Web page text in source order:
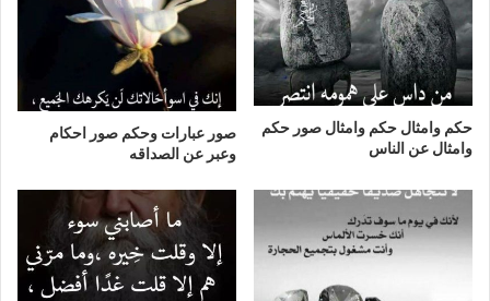
حكم وامثال حكم وامثال صور حكم
وامثال عن الناس
صور عبارات وحكم صور احكام
وعبر عن الصداقه